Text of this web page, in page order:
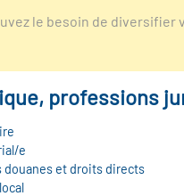
le besoin de diversifier
professions
e
et droits directs